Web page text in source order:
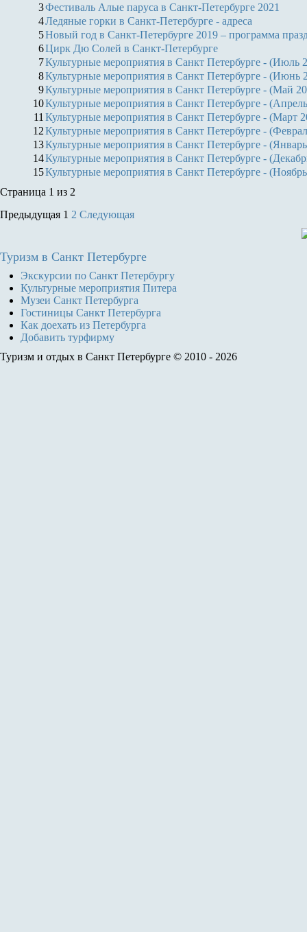
3Фестиваль Алые паруса в Санкт-Петербурге 2021
4Ледяные горки в Санкт-Петербурге - адреса
5Новый год в Санкт-Петербурге 2019 – программа
6Цирк Дю Солей в Санкт-Петербурге
7Культурные мероприятия в Санкт Петербурге - (Июль
8Культурные мероприятия в Санкт Петербурге - (Июнь
9Культурные мероприятия в Санкт Петербурге - (Май
10Культурные мероприятия в Санкт Петербурге -
11 Культурные мероприятия в Санкт Петербурге - (Март
12Культурные мероприятия в Санкт Петербурге -
13Культурные мероприятия в Санкт Петербурге -
14Культурные мероприятия в Санкт Петербурге -
15Культурные мероприятия в Санкт Петербурге -
Страница 1 из 2
Предыдущая 1 2 Следующая
Туризм в Санкт Петербурге
Экскурсии по Санкт Петербургу
Культурные мероприятия Питера
Музеи Санкт Петербурга
Гостиницы Санкт Петербурга
Как доехать из Петербурга
Добавить турфирму
Туризм и отдых в Санкт Петербурге © 2010 - 2026